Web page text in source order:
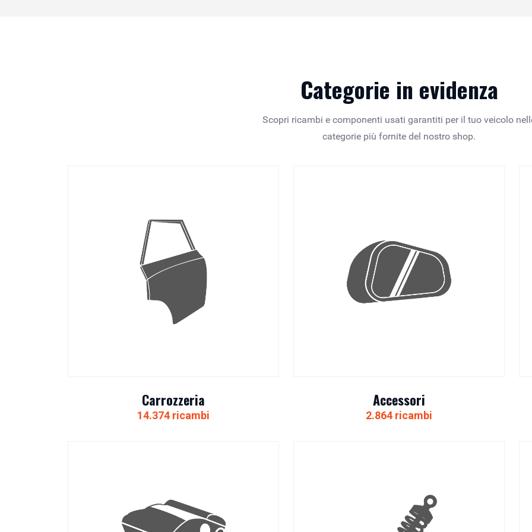
Categorie in evidenza
Scopri ricambi e componenti usati garantiti per il tuo veicolo
categorie più fornite del nostro shop.
Carrozzeria
14.374 ricambi
Accessori
2.864 ricambi